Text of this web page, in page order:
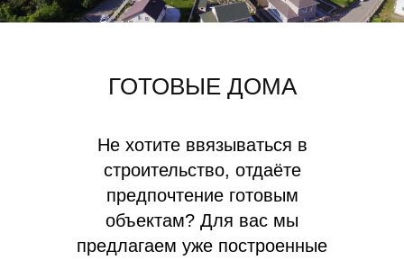
ГОТОВЫЕ ДОМА
Не хотите ввязываться в
строительство, отдаёте
предпочтение готовым
объектам? Для вас мы
предлагаем уже построенные